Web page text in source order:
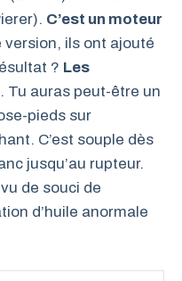
C’est un moteur
version, ils ont ajouté
? Les
. Tu auras peut-être un
pieds sur
C’est souple dès
jusqu’au rupteur.
de souci de
d’huile anormale